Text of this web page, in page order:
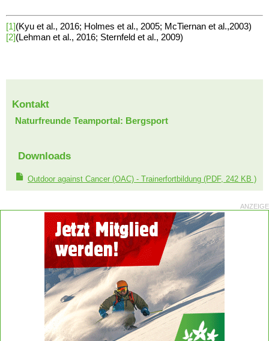
[1](Kyu et al., 2016; Holmes et al., 2005; McTiernan et al.,2003)
[2](Lehman et al., 2016; Sternfeld et al., 2009)
Kontakt
Naturfreunde Teamportal: Bergsport
Downloads
Outdoor against Cancer (OAC) - Trainerfortbildung (PDF, 242 KB )
ANZEIGE